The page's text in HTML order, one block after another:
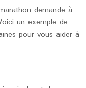
demande à
un exemple de
pour vous aider à